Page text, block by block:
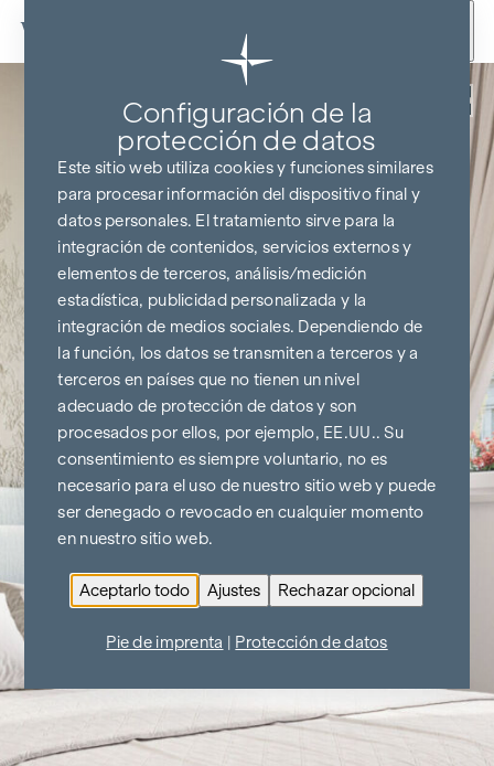
Ir al contenido
Configuración de la
protección de datos
Este sitio web utiliza cookies y funciones similares
para procesar información del dispositivo final y
datos personales. El tratamiento sirve para la
integración de contenidos, servicios externos y
elementos de terceros, análisis/medición
estadística, publicidad personalizada y la
integración de medios sociales. Dependiendo de
la función, los datos se transmiten a terceros y a
terceros en países que no tienen un nivel
adecuado de protección de datos y son
procesados por ellos, por ejemplo, EE.UU.. Su
consentimiento es siempre voluntario, no es
necesario para el uso de nuestro sitio web y puede
ser denegado o revocado en cualquier momento
en nuestro sitio web.
Aceptarlo todo Ajustes Rechazar opcional
Pie de imprenta Protección de datos